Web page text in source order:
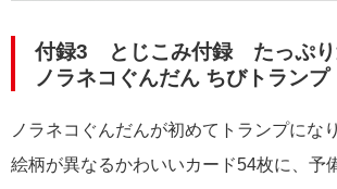
付録3 とじこみ付録 たっぷり
ノラネコぐんだん ちびトランプ
ノラネコぐんだんが初めてトランプに
絵柄が異なるかわいいカード54枚に、予